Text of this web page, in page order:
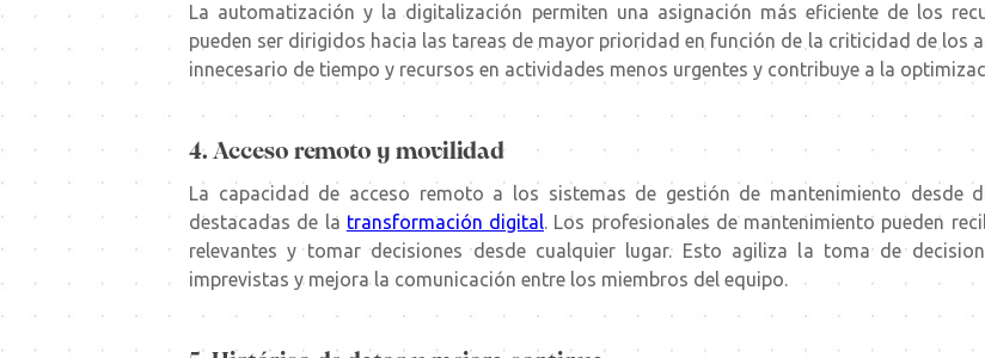
La automatización y la digitalización permiten una asignación más eficiente de los
pueden ser dirigidos hacia las tareas de mayor prioridad en función de la criticidad de los
innecesario de tiempo y recursos en actividades menos urgentes y contribuye a la
4. Acceso remoto y movilidad
La capacidad de acceso remoto a los sistemas de gestión de mantenimiento desde
destacadas de la transformación digital. Los profesionales de mantenimiento pueden
relevantes y tomar decisiones desde cualquier lugar. Esto agiliza la toma de
imprevistas y mejora la comunicación entre los miembros del equipo.